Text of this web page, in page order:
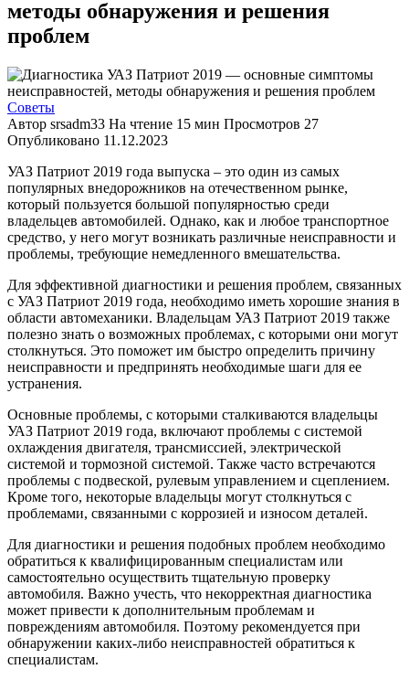
методы обнаружения и решения
проблем
Советы
Автор srsadm33 На чтение 15 мин Просмотров 27
Опубликовано 11.12.2023
УАЗ Патриот 2019 года выпуска – это один из самых
популярных внедорожников на отечественном рынке,
который пользуется большой популярностью среди
владельцев автомобилей. Однако, как и любое транспортное
средство, у него могут возникать различные неисправности и
проблемы, требующие немедленного вмешательства.
Для эффективной диагностики и решения проблем, связанных
с УАЗ Патриот 2019 года, необходимо иметь хорошие знания в
области автомеханики. Владельцам УАЗ Патриот 2019 также
полезно знать о возможных проблемах, с которыми они могут
столкнуться. Это поможет им быстро определить причину
неисправности и предпринять необходимые шаги для ее
устранения.
Основные проблемы, с которыми сталкиваются владельцы
УАЗ Патриот 2019 года, включают проблемы с системой
охлаждения двигателя, трансмиссией, электрической
системой и тормозной системой. Также часто встречаются
проблемы с подвеской, рулевым управлением и сцеплением.
Кроме того, некоторые владельцы могут столкнуться с
проблемами, связанными с коррозией и износом деталей.
Для диагностики и решения подобных проблем необходимо
обратиться к квалифицированным специалистам или
самостоятельно осуществить тщательную проверку
автомобиля. Важно учесть, что некорректная диагностика
может привести к дополнительным проблемам и
повреждениям автомобиля. Поэтому рекомендуется при
обнаружении каких-либо неисправностей обратиться к
специалистам.